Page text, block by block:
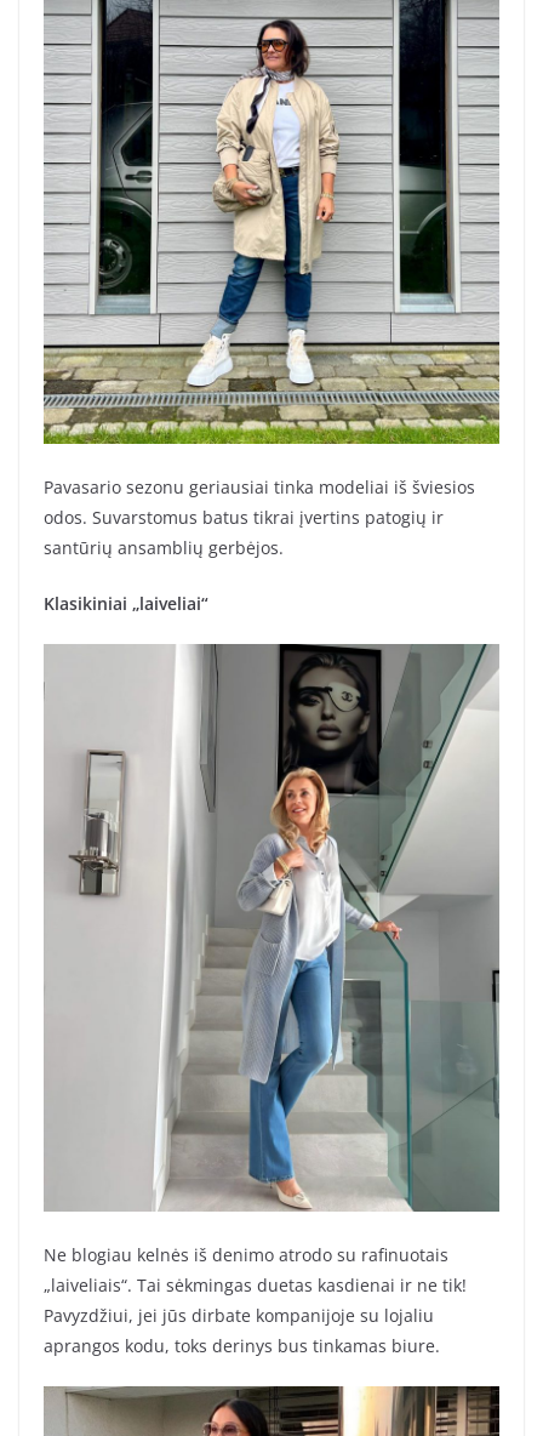
Pavasario sezonu geriausiai tinka modeliai iš šviesios
odos. Suvarstomus batus tikrai įvertins patogių ir
santūrių ansamblių gerbėjos.
Klasikiniai „laiveliai“
Ne blogiau kelnės iš denimo atrodo su rafinuotais
„laiveliais“. Tai sėkmingas duetas kasdienai ir ne tik!
Pavyzdžiui, jei jūs dirbate kompanijoje su lojaliu
aprangos kodu, toks derinys bus tinkamas biure.